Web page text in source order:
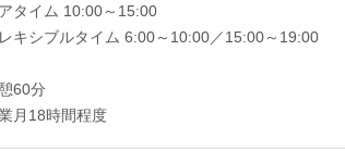
タイム 10:00～15:00
キシブルタイム 6:00～10:00／15:00～19:00
60分
月18時間程度